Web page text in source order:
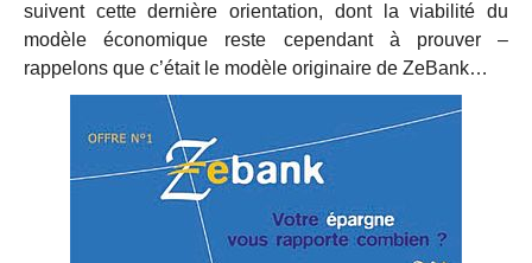
suivent cette dernière orientation, dont la viabilité du
modèle économique reste cependant à prouver –
rappelons que c’était le modèle originaire de ZeBank…